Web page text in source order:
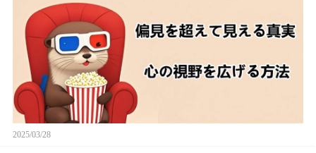
2025/03/28